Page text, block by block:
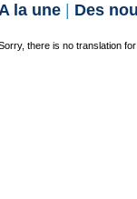
la une Des
there is no translation